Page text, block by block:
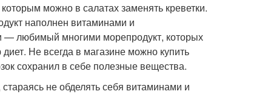
можно в салатах заменять креветки.
наполнен витаминами и
— любимый многими морепродукт, которых
Не всегда в магазине можно купить
сохранил в себе полезные вещества.
не обделять себя витаминами и